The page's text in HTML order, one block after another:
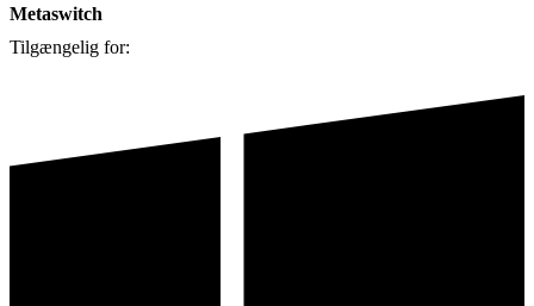
Metaswitch
Tilgængelig for: